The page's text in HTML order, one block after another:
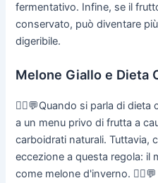
fermentativo. Infine, se il
conservato, può diventare
digeribile.
Melone Giallo e Dieta
👨‍⚕️💬Quando si parla di
a un menu privo di frutta a
carboidrati naturali. Tuttavia,
eccezione a questa regola: il
come melone d'inverno.